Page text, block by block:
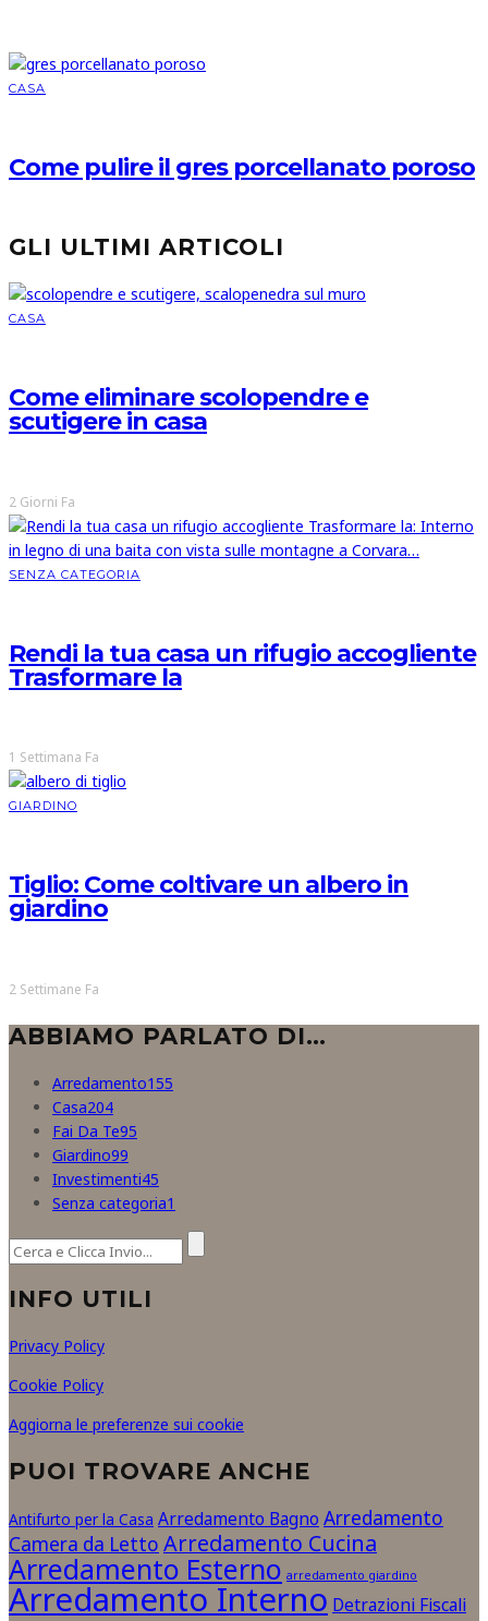
CASA
Come pulire il gres porcellanato poroso
GLI ULTIMI ARTICOLI
CASA
Come eliminare scolopendre e
scutigere in casa
2 Giorni Fa
SENZA CATEGORIA
Rendi la tua casa un rifugio accogliente
Trasformare la
1 Settimana Fa
GIARDINO
Tiglio: Come coltivare un albero in
giardino
2 Settimane Fa
ABBIAMO PARLATO DI…
Arredamento155
Casa204
Fai Da Te95
Giardino99
Investimenti45
Senza categoria1
INFO UTILI
Privacy Policy
Cookie Policy
Aggiorna le preferenze sui cookie
PUOI TROVARE ANCHE
Antifurto per la Casa Arredamento Bagno Arredamento
Camera da Letto Arredamento Cucina
Arredamento Esterno arredamento giardino
Arredamento Interno Detrazioni Fiscali